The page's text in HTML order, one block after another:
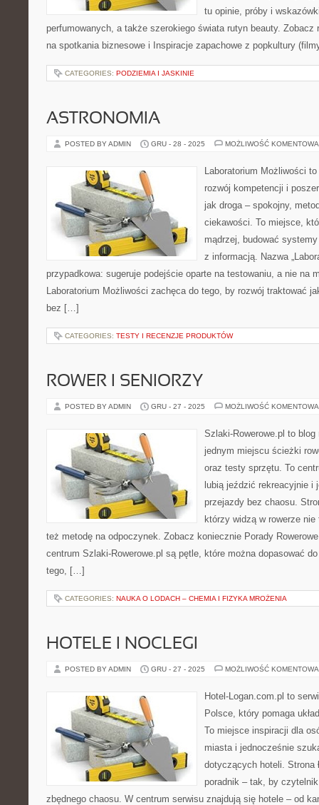
tu opinie, próby i
perfumowanych, a także szerokiego świata rutyn beauty. Zobacz
na spotkania biznesowe i Inspiracje zapachowe z popkultury
CATEGORIES: PODZIEMIA I JASKINIE
ASTRONOMIA
POSTED BY ADMIN GRU - 28 - 2025 MOŻLIWOŚĆ
Laboratorium Możliwości
rozwój kompetencji i
jak droga – spokojny,
ciekawości. To miejsce,
mądrzej, budować
z informacją. Nazwa
przypadkowa: sugeruje podejście oparte na testowaniu, a nie na
Laboratorium Możliwości zachęca do tego, by rozwój traktować
bez […]
CATEGORIES: TESTY I RECENZJE PRODUKTÓW
ROWER I SENIORZY
POSTED BY ADMIN GRU - 27 - 2025 MOŻLIWOŚĆ
Szlaki-Rowerowe.pl to blog
jednym miejscu ścieżki
oraz testy sprzętu. To
lubią jeździć rekreacyjnie i
przejazdy bez chaosu.
którzy widzą w rowerze
też metodę na odpoczynek. Zobacz koniecznie Porady
centrum Szlaki-Rowerowe.pl są pętle, które można dopasować
tego, […]
CATEGORIES: NAUKA O LODACH – CHEMIA I FIZYKA MROŻENIA
HOTELE I NOCLEGI
POSTED BY ADMIN GRU - 27 - 2025 MOŻLIWOŚĆ
Hotel-Logan.com.pl to
Polsce, który pomaga
To miejsce inspiracji dla
miasta i jednocześnie
dotyczących hoteli. Strona
poradnik – tak, by
zbędnego chaosu. W centrum serwisu znajdują się hotele – od